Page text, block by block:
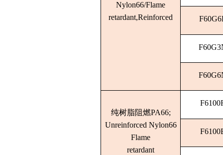
Nylon66/Flame
retardant,Reinforced
纯树脂阻燃PA66;
Unreinforced Nylon66
Flame
retardant